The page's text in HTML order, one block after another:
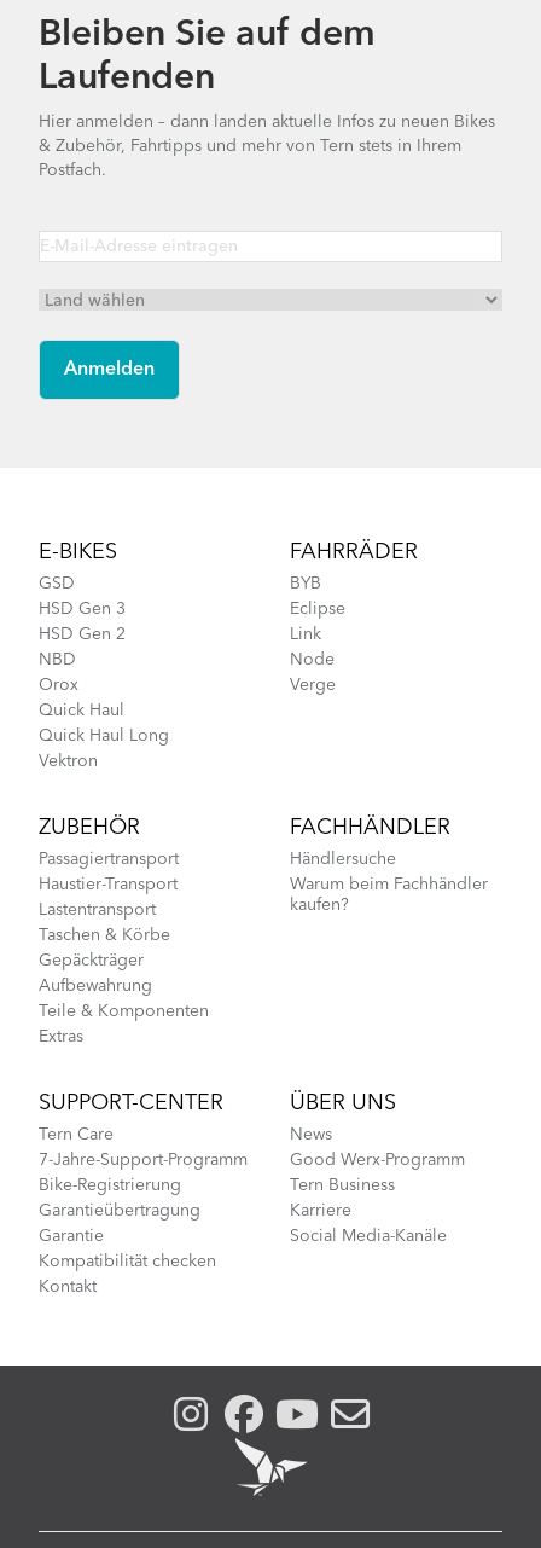
Bleiben Sie auf dem
Laufenden
Hier anmelden – dann landen aktuelle Infos zu neuen Bikes
& Zubehör, Fahrtipps und mehr von Tern stets in Ihrem
Postfach.
E-BIKES
GSD
HSD Gen 3
HSD Gen 2
NBD
Orox
Quick Haul
Quick Haul Long
Vektron
FAHRRÄDER
BYB
Eclipse
Link
Node
Verge
ZUBEHÖR
Passagiertransport
Haustier-Transport
Lastentransport
Taschen & Körbe
Gepäckträger
Aufbewahrung
Teile & Komponenten
Extras
FACHHÄNDLER
Händlersuche
Warum beim Fachhändler
kaufen?
SUPPORT-CENTER
Tern Care
7-Jahre-Support-Programm
Bike-Registrierung
Garantieübertragung
Garantie
Kompatibilität checken
Kontakt
ÜBER UNS
News
Good Werx-Programm
Tern Business
Karriere
Social Media-Kanäle